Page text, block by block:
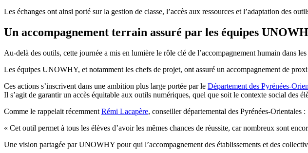
Les échanges ont ainsi porté sur la gestion de classe, l’accès aux ressources et l’adaptation des
Un accompagnement terrain assuré par les équipes
Au-delà des outils, cette journée a mis en lumière le rôle clé de l’accompagnement humain dans
Les équipes UNOWHY, et notamment les chefs de projet, ont assuré un accompagnement de
Ces actions s’inscrivent dans une ambition plus large portée par le Département des Pyrénées-
Il s’agit de garantir un accès équitable aux outils numériques, quel que soit le contexte social des
Comme le rappelait récemment Rémi Lacapère, conseiller départemental des Pyrénées-Orientales :
« Cet outil permet à tous les élèves d’avoir les mêmes chances de réussite, car nombreux sont
Une vision partagée par UNOWHY pour qui l’accompagnement des établissements et des